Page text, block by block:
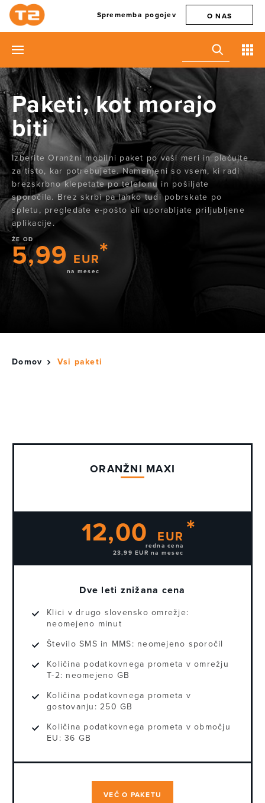
Sprememba pogojev O NAS
Paketi, kot morajo
biti
Izberite Oranžni mobilni paket po vaši meri in plačujte
za tisto, kar potrebujete. Namenjeni so vsem, ki radi
brezskrbno klepetate po telefonu in pošiljate
sporočila. Brez skrbi pa lahko tudi pobrskate po
spletu, pregledate e-pošto ali uporabljate priljubljene
aplikacije.
ŽE OD
5,99 EUR
na mesec
Domov Vsi paketi
ORANŽNI MAXI
12,00 EUR
redna cena
23,99 EUR na mesec
Dve leti znižana cena
Klici v drugo slovensko omrežje:
neomejeno minut
Število SMS in MMS: neomejeno sporočil
Količina podatkovnega prometa v omrežju
T-2: neomejeno GB
Količina podatkovnega prometa v
gostovanju: 250 GB
Količina podatkovnega prometa v območju
EU: 36 GB
VEČ O PAKETU